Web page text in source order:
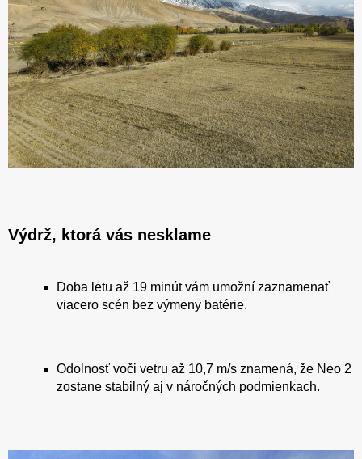
Výdrž, ktorá vás nesklame
Doba letu až 19 minút vám umožní zaznamenať
viacero scén bez výmeny batérie.
Odolnosť voči vetru až 10,7 m/s znamená, že Neo 2
zostane stabilný aj v náročných podmienkach.